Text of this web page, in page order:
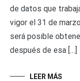
de datos que
vigor el 31 de
será posible
después de esa […]
LEER MÁS